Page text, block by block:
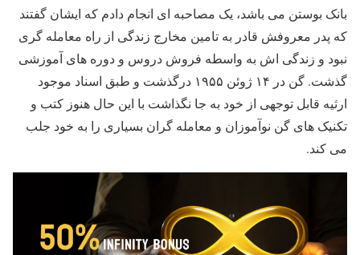
بانک بوستن می باشد، یک مصاحبه ای انجام دادم که ایشان گفتند
که پدر معروفش قادر به تامین مخارج زندگی از راه معامله گری
نبود و زندگی اش به واسطه فروش دروس و دوره های آموزشی
گذشت. گن در ۱۴ ژوئن ۱۹۵۵ درگذشت و طبق اسناد موجود
ارثیه قابل توجهی از خود به جا نگذاشت با این حال هنوز کتب و
تکنیک های گن نوآموزان و معامله گران بسیاری را به خود جلب
می کند.